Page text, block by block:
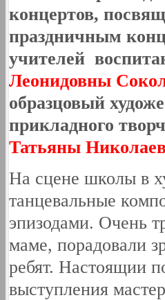
концертов,
праздничным
учителей
Леонидовны
образцовый
прикладного
Татьяны
На сцене школы в
танцевальные
эпизодами. Очень
маме, порадовали
ребят. Настоящии
выступления